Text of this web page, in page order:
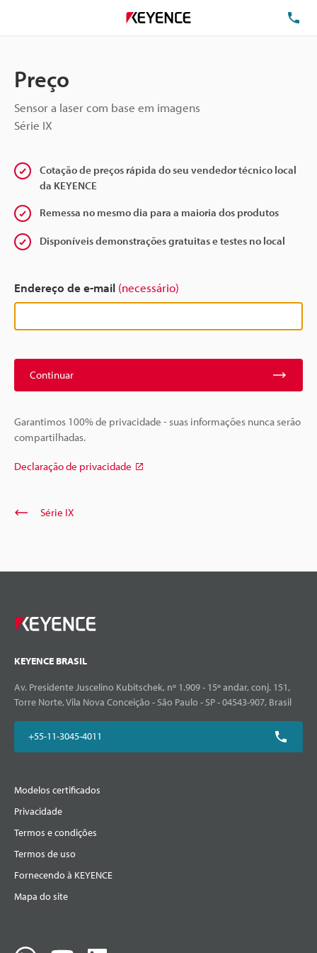
Preço
Sensor a laser com base em imagens
Série IX
Cotação de preços rápida do seu vendedor técnico local
da KEYENCE
Remessa no mesmo dia para a maioria dos produtos
Disponíveis demonstrações gratuitas e testes no local
Endereço de e-mail (necessário)
Continuar
Garantimos 100% de privacidade - suas informações nunca serão
compartilhadas.
Declaração de privacidade
Série IX
KEYENCE BRASIL
Av. Presidente Juscelino Kubitschek, nº 1.909 - 15º andar, conj. 151,
Torre Norte, Vila Nova Conceição - São Paulo - SP - 04543-907, Brasil
+55-11-3045-4011
Modelos certificados
Privacidade
Termos e condições
Termos de uso
Fornecendo à KEYENCE
Mapa do site